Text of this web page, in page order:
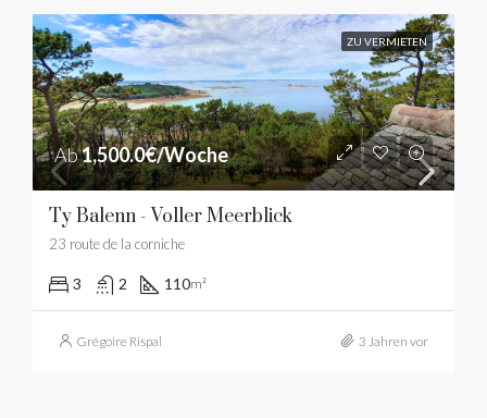
ZU VERMIETEN
Ab1,500.0€/Woche
Ty Balenn - Voller Meerblick
23 route de la corniche
3 2 110m²
Grégoire Rispal 3 Jahren vor